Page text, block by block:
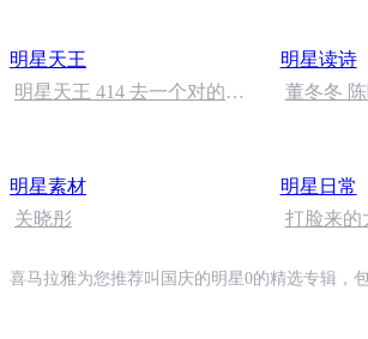
明星天王
明星天王 414 去一个对的时
明星读诗
董冬冬
明星素材
关晓彤
明星日常
打脸来的
喜马拉雅为您推荐叫国庆的明星0的精选专辑，